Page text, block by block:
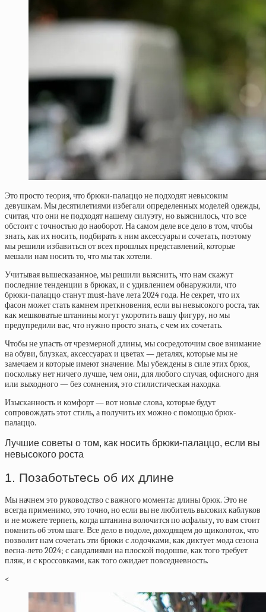
Это просто теория, что брюки-палаццо не подходят невысоким
девушкам. Мы десятилетиями избегали определенных моделей одежды,
считая, что они не подходят нашему силуэту, но выяснилось, что все
обстоит с точностью до наоборот. На самом деле все дело в том, чтобы
знать, как их носить, подбирать к ним аксессуары и сочетать, поэтому
мы решили избавиться от всех прошлых представлений, которые
мешали нам носить то, что мы так хотели.
Учитывая вышесказанное, мы решили выяснить, что нам скажут
последние тенденции в брюках, и с удивлением обнаружили, что
брюки-палаццо станут must-have лета 2024 года. Не секрет, что их
фасон может стать камнем преткновения, если вы невысокого роста, так
как мешковатые штанины могут укоротить вашу фигуру, но мы
предупредили вас, что нужно просто знать, с чем их сочетать.
Чтобы не упасть от чрезмерной длины, мы сосредоточим свое внимание
на обуви, блузках, аксессуарах и цветах — деталях, которые мы не
замечаем и которые имеют значение. Мы убеждены в силе этих брюк,
поскольку нет ничего лучше, чем они, для любого случая, офисного дня
или выходного — без сомнения, это стилистическая находка.
Изысканность и комфорт — вот новые слова, которые будут
сопровождать этот стиль, а получить их можно с помощью брюк-
палаццо.
Лучшие советы о том, как носить брюки-палаццо, если вы
невысокого роста
1. Позаботьтесь об их длине
Мы начнем это руководство с важного момента: длины брюк. Это не
всегда применимо, это точно, но если вы не любитель высоких каблуков
и не можете терпеть, когда штанина волочится по асфальту, то вам стоит
помнить об этом шаге. Все дело в подоле, доходящем до щиколоток, что
позволит нам сочетать эти брюки с лодочками, как диктует мода сезона
весна-лето 2024; с сандалиями на плоской подошве, как того требует
пляж, и с кроссовками, как того ожидает повседневность.
<